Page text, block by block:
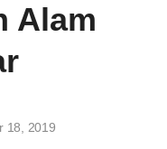
Alam
18, 2019